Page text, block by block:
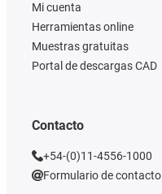
Mi cuenta
Herramientas online
Muestras gratuitas
Portal de descargas CAD
Contacto
+54-(0)11-4556-1000
Formulario de contacto